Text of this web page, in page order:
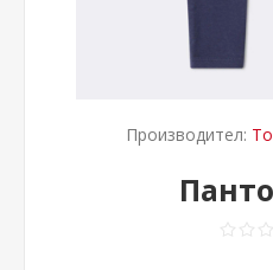
Производител: